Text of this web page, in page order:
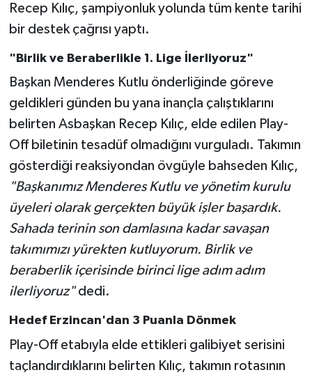
Recep Kılıç, şampiyonluk yolunda tüm kente tarihi
bir destek çağrısı yaptı.
"Birlik ve Beraberlikle 1. Lige İlerliyoruz"
Başkan Menderes Kutlu önderliğinde göreve
geldikleri günden bu yana inançla çalıştıklarını
belirten Asbaşkan Recep Kılıç, elde edilen Play-
Off biletinin tesadüf olmadığını vurguladı. Takımın
gösterdiği reaksiyondan övgüyle bahseden Kılıç,
"Başkanımız Menderes Kutlu ve yönetim kurulu
üyeleri olarak gerçekten büyük işler başardık.
Sahada terinin son damlasına kadar savaşan
takımımızı yürekten kutluyorum. Birlik ve
beraberlik içerisinde birinci lige adım adım
ilerliyoruz"dedi.
Hedef Erzincan'dan 3 Puanla Dönmek
Play-Off etabıyla elde ettikleri galibiyet serisini
taçlandırdıklarını belirten Kılıç, takımın rotasının